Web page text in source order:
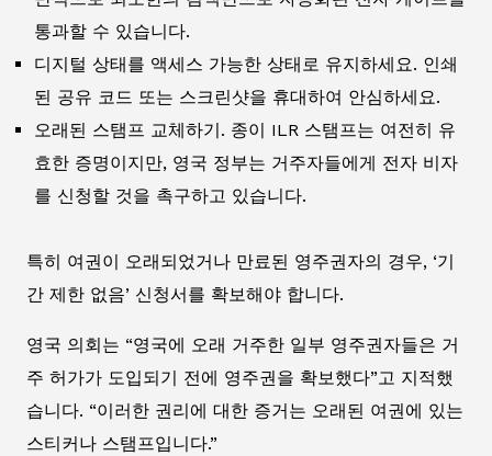
통과할 수 있습니다.
디지털 상태를 액세스 가능한 상태로 유지하세요. 인쇄
된 공유 코드 또는 스크린샷을 휴대하여 안심하세요.
오래된 스탬프 교체하기. 종이 ILR 스탬프는 여전히 유
효한 증명이지만, 영국 정부는 거주자들에게 전자 비자
를 신청할 것을 촉구하고 있습니다.
특히 여권이 오래되었거나 만료된 영주권자의 경우, ‘기
간 제한 없음’ 신청서를 확보해야 합니다.
영국 의회는 “영국에 오래 거주한 일부 영주권자들은 거
주 허가가 도입되기 전에 영주권을 확보했다”고 지적했
습니다. “이러한 권리에 대한 증거는 오래된 여권에 있는
스티커나 스탬프입니다.”